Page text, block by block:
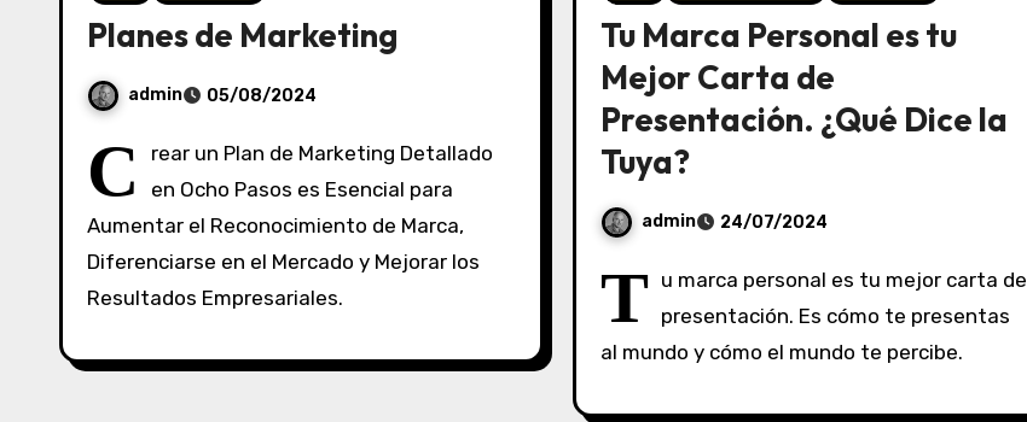
Planes de Marketing
admin 05/08/2024
i
n
c
o
t
C
rear un Plan de Marketing Detallado
en Ocho Pasos es Esencial para
Aumentar el Reconocimiento de Marca,
Diferenciarse en el Mercado y Mejorar los
Resultados Empresariales.
Tu Marca Personal es tu
Mejor Carta de
Presentación. ¿Qué Dice la
Tuya?
admin 24/07/2024
i
c
m
T u marca personal es tu mejor carta de
presentación. Es cómo te presentas
al mundo y cómo el mundo te percibe.